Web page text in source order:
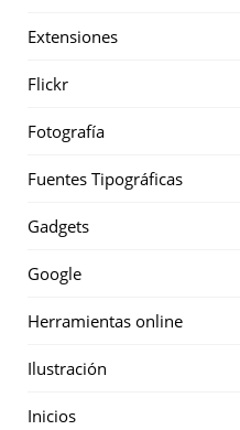
Extensiones
Flickr
Fotografía
Fuentes Tipográficas
Gadgets
Google
Herramientas online
Ilustración
Inicios